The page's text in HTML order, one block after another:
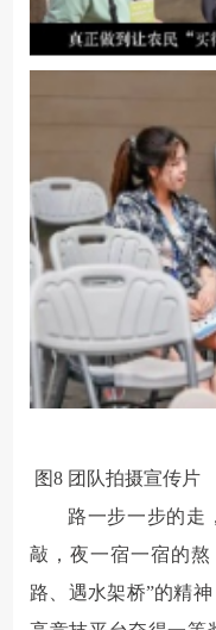
图8 团队拍
路一步一步的走
敲，夜一宿一宿的
路、遇水架桥”的精